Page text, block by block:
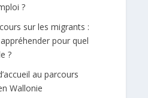
?
sur les migrants :
pour quel
?
au parcours
Wallonie